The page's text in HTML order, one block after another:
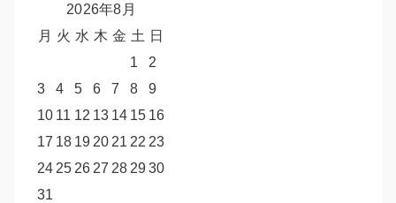
2026年8月
月 火 水 木 金 土 日
1
2
3
4 5 6 7 8
9
10 11 12 13 14 15 16
17 18 19 20 21 22 23
24 25 26 27 28 2930
31